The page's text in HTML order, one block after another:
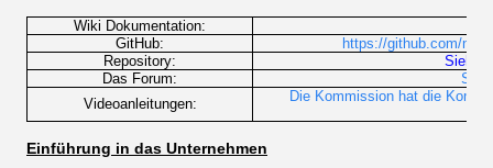
Wiki Dokumentation:
GitHub:
https://github.com/
Repository:
Siehe
Das Forum:
Videoanleitungen:
Die Kommission hat die
Einführung in das Unternehmen